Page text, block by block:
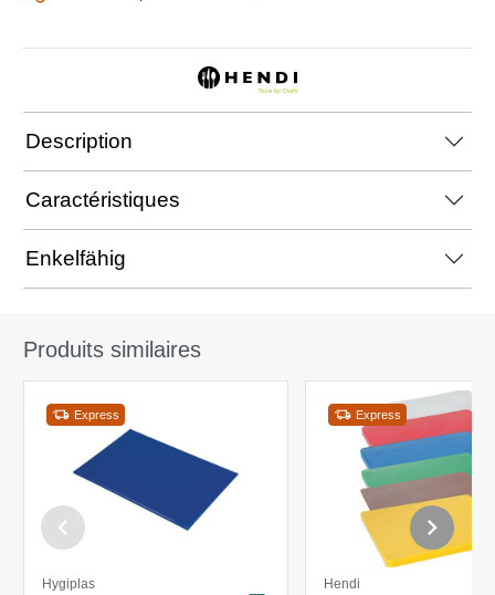
Description
Caractéristiques
Enkelfähig
Produits similaires
Express
Hygiplas
Express
Hendi